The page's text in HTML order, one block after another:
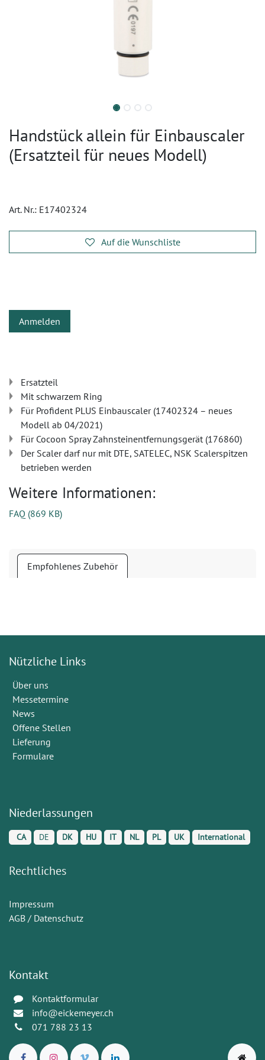
Handstück allein für Einbauscaler
(Ersatzteil für neues Modell)
Art. Nr.: E17402324
Auf die Wunschliste
Anmelden
Ersatzteil
Mit schwarzem Ring
Für Profident PLUS Einbauscaler (17402324 – neues
Modell ab 04/2021)
Für Cocoon Spray Zahnsteinentfernungsgerät (176860)
Der Scaler darf nur mit DTE, SATELEC, NSK Scalerspitzen
betrieben werden
Weitere Informationen:
FAQ (869 KB)
Empfohlenes Zubehör
Nützliche Links
Über uns
Messetermine
News
Offene Stellen
Lieferung
Formulare
Niederlassungen
CA DE DK HU IT NL PL UK International
Rechtliches
Impressum
AGB / Datenschutz
Kontakt
Kontaktformular
info@eickemeyer.ch
071 788 23 13